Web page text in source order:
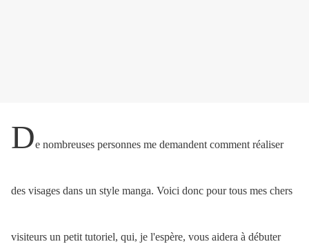
De nombreuses personnes me demandent comment réaliser
des visages dans un style manga. Voici donc pour tous mes chers
visiteurs un petit tutoriel, qui, je l'espère, vous aidera à débuter